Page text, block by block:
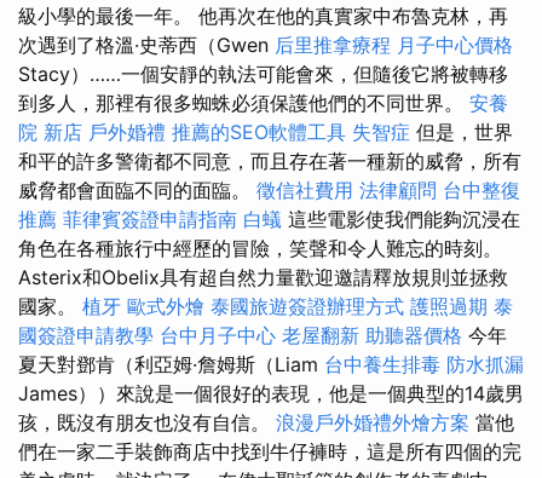
級小學的最後一年。 他再次在他的真實家中布魯克林，再
次遇到了格溫·史蒂西（Gwen 后里推拿療程 月子中心價格
Stacy）……一個安靜的執法可能會來，但隨後它將被轉移
到多人，那裡有很多蜘蛛必須保護他們的不同世界。 安養
院 新店 戶外婚禮 推薦的SEO軟體工具 失智症 但是，世界
和平的許多警衛都不同意，而且存在著一種新的威脅，所有
威脅都會面臨不同的面臨。 徵信社費用 法律顧問 台中整復
推薦 菲律賓簽證申請指南 白蟻 這些電影使我們能夠沉浸在
角色在各種旅行中經歷的冒險，笑聲和令人難忘的時刻。
Asterix和Obelix具有超自然力量歡迎邀請釋放規則並拯救
國家。 植牙 歐式外燴 泰國旅遊簽證辦理方式 護照過期 泰
國簽證申請教學 台中月子中心 老屋翻新 助聽器價格 今年
夏天對鄧肯（利亞姆·詹姆斯（Liam 台中養生排毒 防水抓漏
James））來說是一個很好的表現，他是一個典型的14歲男
孩，既沒有朋友也沒有自信。 浪漫戶外婚禮外燴方案 當他
們在一家二手裝飾商店中找到牛仔褲時，這是所有四個的完